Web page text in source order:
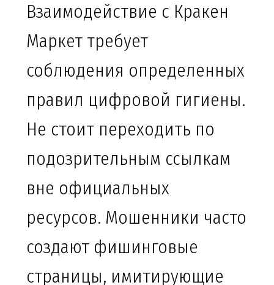
Взаимодействие с Кракен
Маркет требует
соблюдения определенных
правил цифровой гигиены.
Не стоит переходить по
подозрительным ссылкам
вне официальных
ресурсов. Мошенники часто
создают фишинговые
страницы, имитирующие